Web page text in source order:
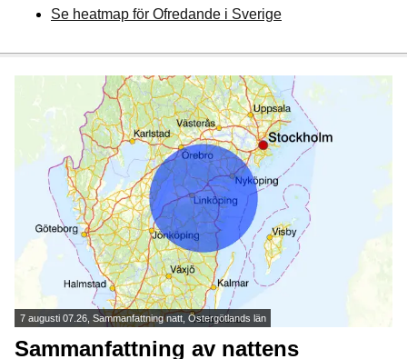
Se heatmap för Ofredande i Sverige
7 augusti 07.26, Sammanfattning natt, Östergötlands län
Sammanfattning av nattens